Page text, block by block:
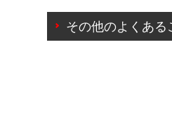
ご来店予約日の3営業日前を
の日時変更につきましては
その他のよくある